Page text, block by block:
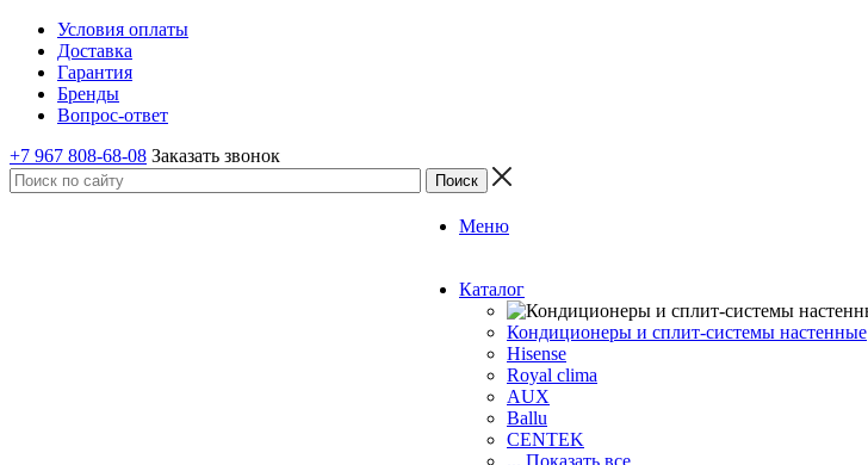
Условия оплаты
Доставка
Гарантия
Бренды
Вопрос-ответ
+7 967 808-68-08 Заказать звонок
Меню
Каталог
Кондиционеры и сплит-системы настенные
Hisense
Royal clima
AUX
Ballu
CENTEK
... Показать все